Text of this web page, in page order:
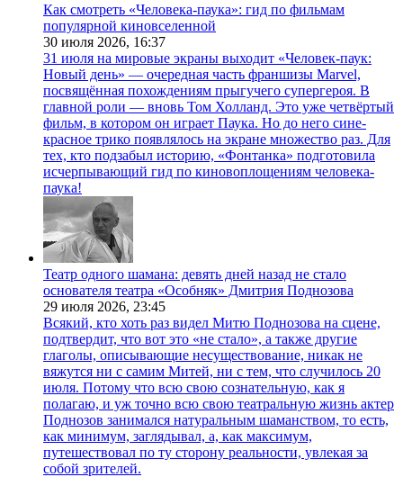
Как смотреть «Человека-паука»: гид по фильмам
популярной киновселенной
30 июля 2026, 16:37
31 июля на мировые экраны выходит «Человек-паук:
Новый день» — очередная часть франшизы Marvel,
посвящённая похождениям прыгучего супергероя. В
главной роли — вновь Том Холланд. Это уже четвёртый
фильм, в котором он играет Паука. Но до него сине-
красное трико появлялось на экране множество раз. Для
тех, кто подзабыл историю, «Фонтанка» подготовила
исчерпывающий гид по киновоплощениям человека-
паука!
Театр одного шамана: девять дней назад не стало
основателя театра «Особняк» Дмитрия Поднозова
29 июля 2026, 23:45
Всякий, кто хоть раз видел Митю Поднозова на сцене,
подтвердит, что вот это «не стало», а также другие
глаголы, описывающие несуществование, никак не
вяжутся ни с самим Митей, ни с тем, что случилось 20
июля. Потому что всю свою сознательную, как я
полагаю, и уж точно всю свою театральную жизнь актер
Поднозов занимался натуральным шаманством, то есть,
как минимум, заглядывал, а, как максимум,
путешествовал по ту сторону реальности, увлекая за
собой зрителей.